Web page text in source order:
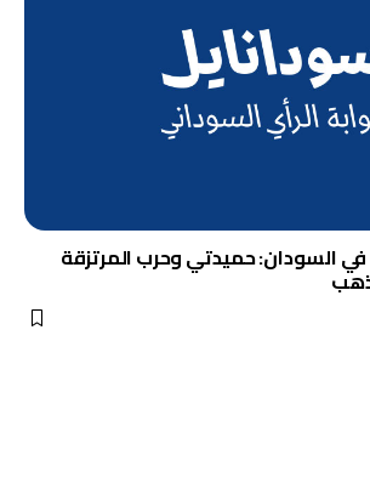
السودان: حميدتي وحرب المرتزقة